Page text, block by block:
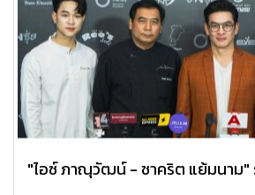
"ไอซ์ ภาณุวัฒน์ - ชาคริต แย้มนาม"